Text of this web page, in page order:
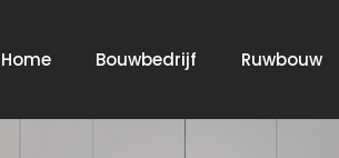
Home Bouwbedrijf Ruwbouw